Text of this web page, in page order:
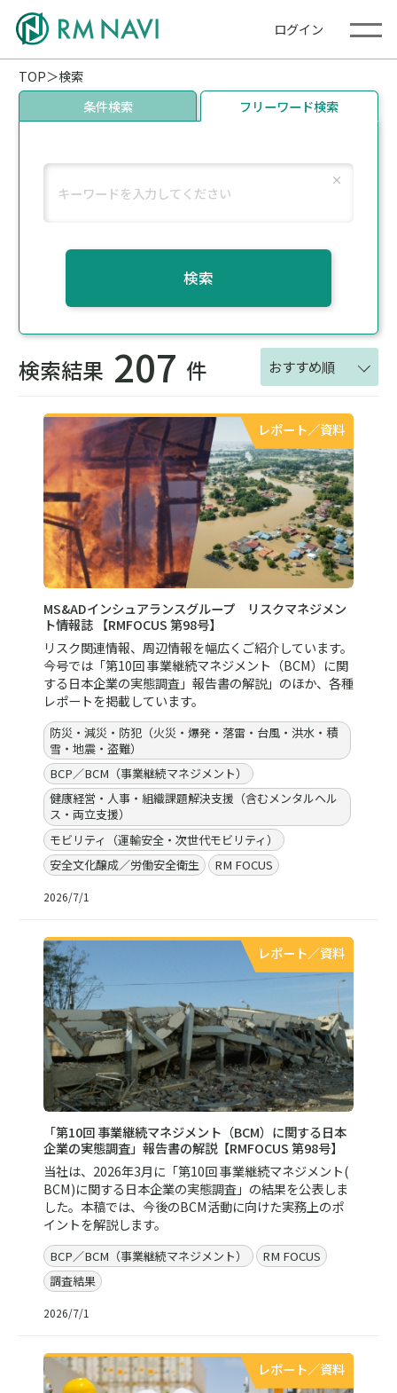
ログイン
TOP
検索
条件検索
フリーワード検索
検索
検索結果 207 件 おすすめ順
レポート／資料
MS&ADインシュアランスグループ リスクマネジメン
ト情報誌 【RMFOCUS 第98号】
リスク関連情報、周辺情報を幅広くご紹介しています。
今号では「第10回 事業継続マネジメント（BCM）に関
する日本企業の実態調査」報告書の解説」のほか、各種
レポートを掲載しています。
防災・減災・防犯（火災・爆発・落雷・台風・洪水・積
雪・地震・盗難）
BCP／BCM（事業継続マネジメント）
健康経営・人事・組織課題解決支援（含むメンタルヘル
ス・両立支援）
モビリティ（運輸安全・次世代モビリティ）
安全文化醸成／労働安全衛生
RM FOCUS
2026/7/1
レポート／資料
「第10回 事業継続マネジメント（BCM）に関する日本
企業の実態調査」報告書の解説【RMFOCUS 第98号】
当社は、2026年3月に「第10回 事業継続マネジメント(
BCM)に関する日本企業の実態調査」の結果を公表しま
した。本稿では、今後のBCM活動に向けた実務上のポ
イントを解説します。
BCP／BCM（事業継続マネジメント）
RM FOCUS
調査結果
2026/7/1
レポート／資料